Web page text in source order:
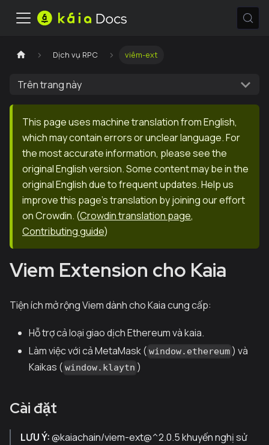
Dịch vụ RPC viêm-ext
Trên trang này
This page uses machine translation from English,
which may contain errors or unclear language. For
the most accurate information, please see the
original English version. Some content may be in the
original English due to frequent updates. Help us
improve this page's translation by joining our effort
on Crowdin. (Crowdin translation page,
Contributing guide)
Viem Extension cho Kaia
Tiện ích mở rộng Viem dành cho Kaia cung cấp:
Hỗ trợ cả loại giao dịch Ethereum và kaia.
Làm việc với cả MetaMask ( window.ethereum ) và
Kaikas ( window.klaytn )
Cài đặt
LƯU Ý:@kaiachain/viem-ext@^2.0.5 khuyến nghị sử